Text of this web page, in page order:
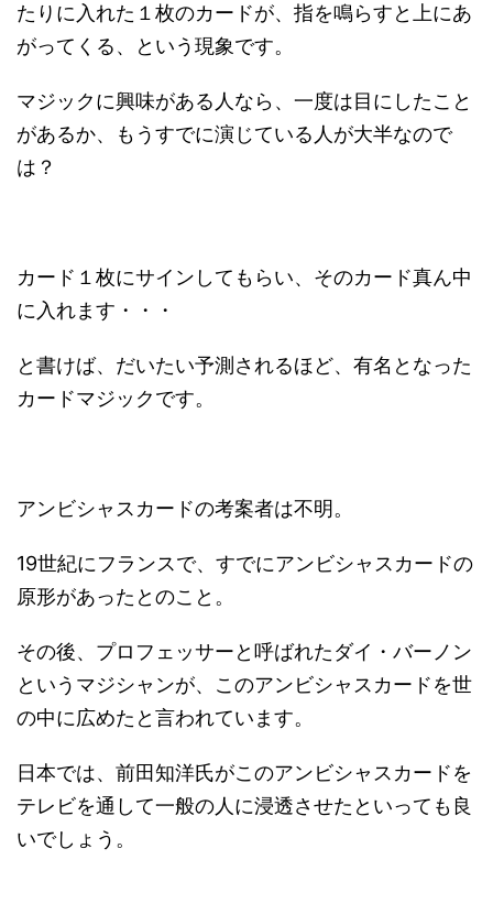
たりに入れた１枚のカードが、指を鳴らすと上にあ
がってくる、という現象です。
マジックに興味がある人なら、一度は目にしたこと
があるか、もうすでに演じている人が大半なので
は？
カード１枚にサインしてもらい、そのカード真ん中
に入れます・・・
と書けば、だいたい予測されるほど、有名となった
カードマジックです。
アンビシャスカードの考案者は不明。
19世紀にフランスで、すでにアンビシャスカードの
原形があったとのこと。
その後、プロフェッサーと呼ばれたダイ・バーノン
というマジシャンが、このアンビシャスカードを世
の中に広めたと言われています。
日本では、前田知洋氏がこのアンビシャスカードを
テレビを通して一般の人に浸透させたといっても良
いでしょう。